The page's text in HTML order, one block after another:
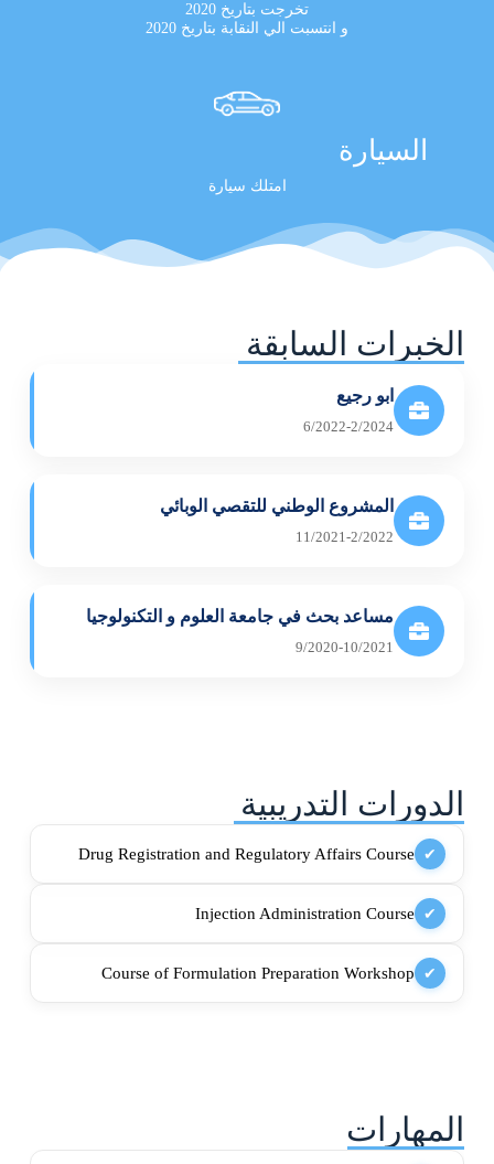
تخرجت بتاريخ 2020
و انتسبت الي النقابة بتاريخ 2020
السيارة
امتلك سيارة
الخبرات السابقة
ابو رجيع
6/2022-2/2024
المشروع الوطني للتقصي الوبائي
11/2021-2/2022
مساعد بحث في جامعة العلوم و التكنولوجيا
9/2020-10/2021
الدورات التدريبية
✔
Drug Registration and Regulatory Affairs Course
✔
Injection Administration Course
✔
Course of Formulation Preparation Workshop
المهارات